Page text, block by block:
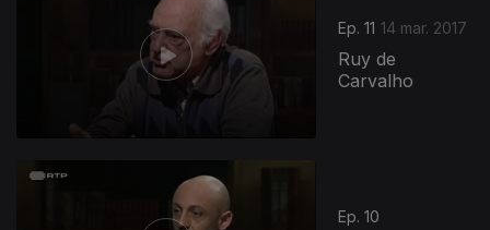
Ep. 11 14 mar. 2017
Ruy de
Carvalho
Ep. 10